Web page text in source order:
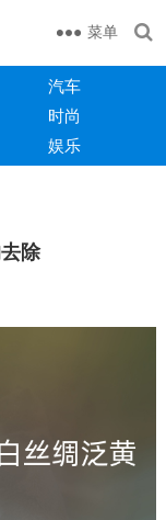
菜单
汽车
时尚
娱乐
除